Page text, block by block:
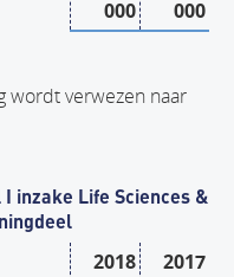
000
000
wordt verwezen naar
inzake Life Sciences &
2018
2017